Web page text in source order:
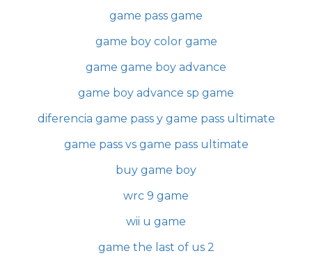
game pass game
game boy color game
game game boy advance
game boy advance sp game
diferencia game pass y game pass ultimate
game pass vs game pass ultimate
buy game boy
wrc 9 game
wii u game
game the last of us 2